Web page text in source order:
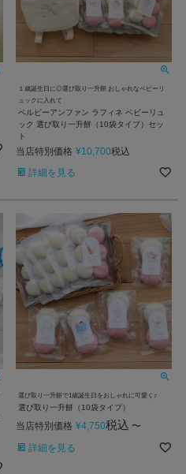
１歳誕生日に◎選び取り一升餅 おしゃれなベビーリ
ュックに入れて
ベルビーアンファン ラフィネ ベビーリュ
ック 選び取り一升餅（10袋タイプ）セッ
ト
当店特別価格 ¥10,700税込
詳細を見る
選び取り一升餅で1歳誕生日をおしゃれに可愛く♪
選び取り一升餅（10袋タイプ）
当店特別価格 ¥4,750税込 〜
詳細を見る